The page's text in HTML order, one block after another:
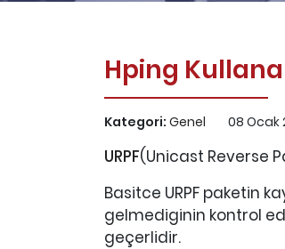
Hping
Kategori: Genel 08 Ocak
URPF(Unicast Reverse
Basitce URPF paketin
gelmediginin kontrol
geçerlidir.